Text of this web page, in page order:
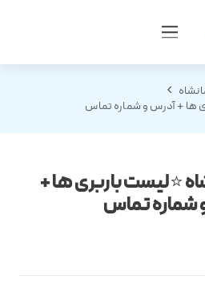
ها + آدرس و شماره تماس
⭐️لیست باربری ها +
شماره تماس